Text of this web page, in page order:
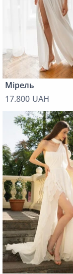
Мірель
17.800 UAH